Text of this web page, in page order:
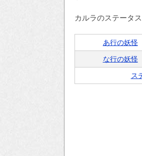
カルラのステータ
あ行の妖怪
な行の妖怪
ス